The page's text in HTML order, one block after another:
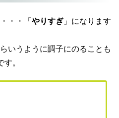
・・「やりすぎ 」になります
いうように調子にのることも
。